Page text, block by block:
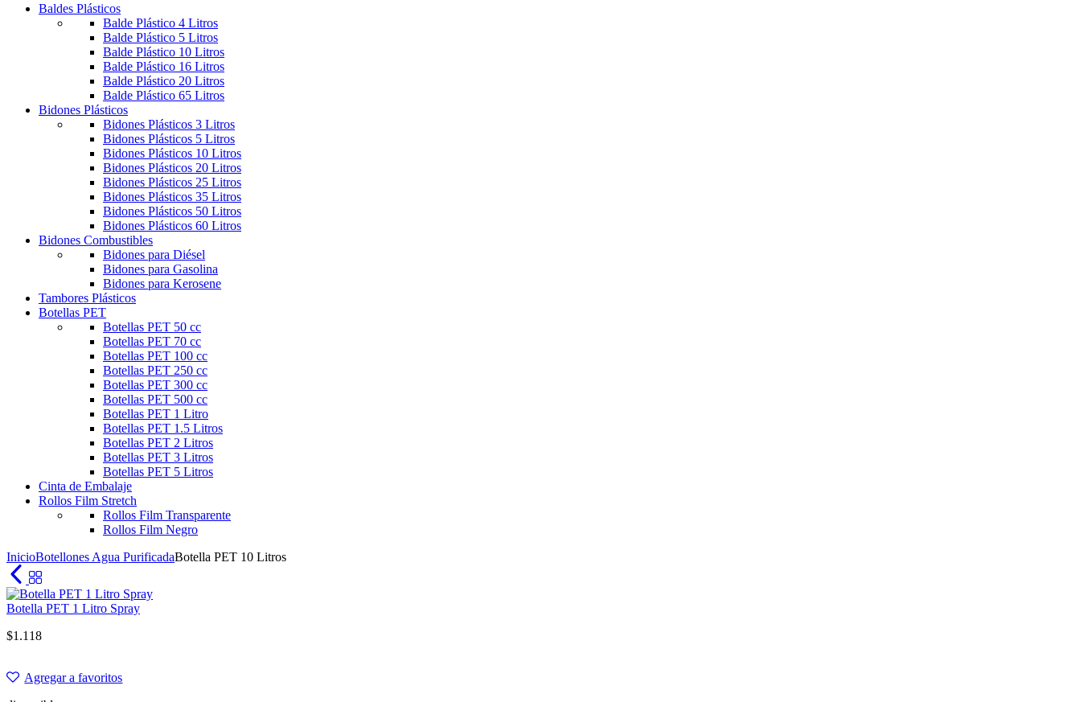
Baldes Plásticos
Balde Plástico 4 Litros
Balde Plástico 5 Litros
Balde Plástico 10 Litros
Balde Plástico 16 Litros
Balde Plástico 20 Litros
Balde Plástico 65 Litros
Bidones Plásticos
Bidones Plásticos 3 Litros
Bidones Plásticos 5 Litros
Bidones Plásticos 10 Litros
Bidones Plásticos 20 Litros
Bidones Plásticos 25 Litros
Bidones Plásticos 35 Litros
Bidones Plásticos 50 Litros
Bidones Plásticos 60 Litros
Bidones Combustibles
Bidones para Diésel
Bidones para Gasolina
Bidones para Kerosene
Tambores Plásticos
Botellas PET
Botellas PET 50 cc
Botellas PET 70 cc
Botellas PET 100 cc
Botellas PET 250 cc
Botellas PET 300 cc
Botellas PET 500 cc
Botellas PET 1 Litro
Botellas PET 1.5 Litros
Botellas PET 2 Litros
Botellas PET 3 Litros
Botellas PET 5 Litros
Cinta de Embalaje
Rollos Film Stretch
Rollos Film Transparente
Rollos Film Negro
InicioBotellones Agua PurificadaBotella PET 10 Litros
Botella PET 1 Litro Spray
$1.118
Agregar a favoritos